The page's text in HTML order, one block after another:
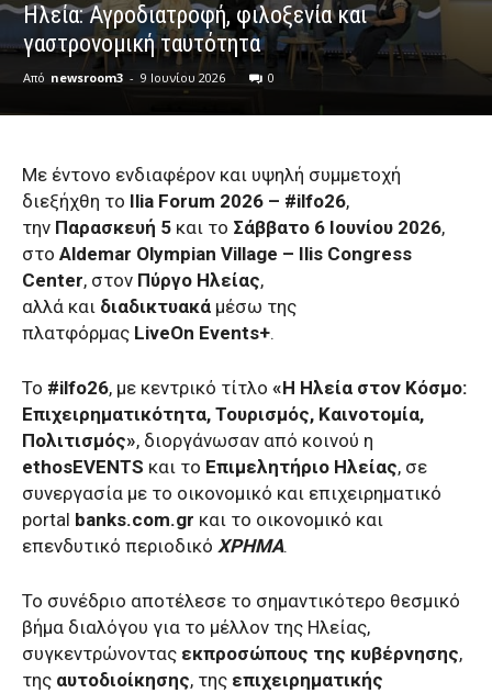
Ηλεία: Αγροδιατροφή, φιλοξενία και
γαστρονομική ταυτότητα
Από newsroom3 - 9 Ιουνίου 2026 0
Με έντονο ενδιαφέρον και υψηλή συμμετοχή
διεξήχθη το Ilia Forum 2026 – #ilfo26,
την Παρασκευή 5 και το Σάββατο 6 Ιουνίου 2026,
στο Aldemar Olympian Village – Ilis Congress
Center, στον Πύργο Ηλείας,
αλλά και διαδικτυακά μέσω της
πλατφόρμας LiveOn Events+.
Το #ilfo26, με κεντρικό τίτλο «Η Ηλεία στον Κόσμο:
Επιχειρηματικότητα, Τουρισμός, Καινοτομία,
Πολιτισμός», διοργάνωσαν από κοινού η
ethosEVENTS και το Επιμελητήριο Ηλείας, σε
συνεργασία με το οικονομικό και επιχειρηματικό
portal banks.com.gr και το οικονομικό και
επενδυτικό περιοδικό ΧΡΗΜΑ.
Το συνέδριο αποτέλεσε το σημαντικότερο θεσμικό
βήμα διαλόγου για το μέλλον της Ηλείας,
συγκεντρώνοντας εκπροσώπους της κυβέρνησης,
της αυτοδιοίκησης, της επιχειρηματικής